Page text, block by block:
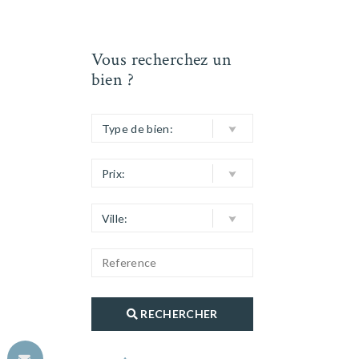
Vous recherchez un
bien ?
Type de bien:
Prix:
Ville:
RECHERCHER